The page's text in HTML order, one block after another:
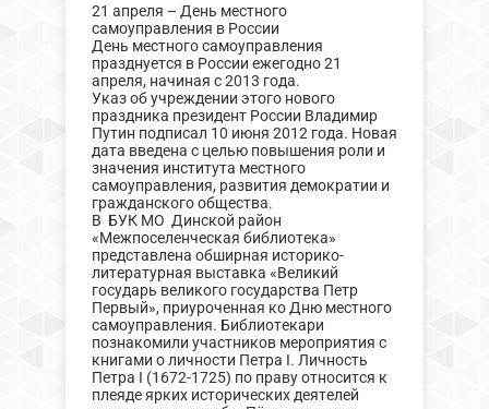
21 апреля – День местного
самоуправления в России
День местного самоуправления
празднуется в России ежегодно 21
апреля, начиная с 2013 года.
Указ об учреждении этого нового
праздника президент России Владимир
Путин подписал 10 июня 2012 года. Новая
дата введена с целью повышения роли и
значения института местного
самоуправления, развития демократии и
гражданского общества.
В БУК МО Динской район
«Межпоселенческая библиотека»
представлена обширная историко-
литературная выставка «Великий
государь великого государства Петр
Первый», приуроченная ко Дню местного
самоуправления. Библиотекари
познакомили участников мероприятия с
книгами о личности Петра I. Личность
Петра I (1672-1725) по праву относится к
плеяде ярких исторических деятелей